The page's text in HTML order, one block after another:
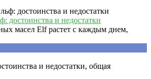
достоинства и недостатки
масел Elf растет с каждым днем,